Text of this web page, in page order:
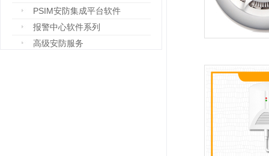
PSIM安防集成平台软件
报警中心软件系列
高级安防服务